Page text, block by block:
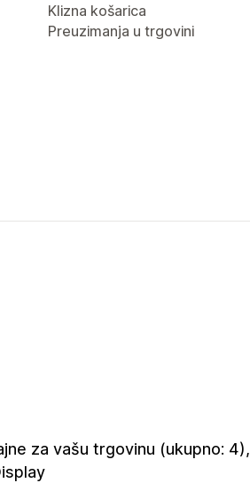
Klizna košarica
Preuzimanja u trgovini
za vašu trgovinu (ukupno: 4),